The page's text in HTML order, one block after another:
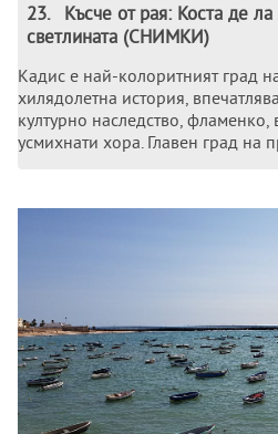
23.
Късче от рая: Коста де
светлината (СНИМКИ)
Кадис е най-колоритният град
хилядолетна история,
културно наследство, фламенко,
усмихнати хора. Главен град на